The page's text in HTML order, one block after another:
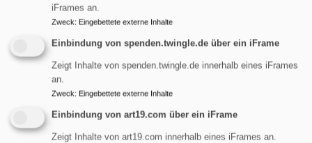
Telefon:
iFrames an.
Zweck: Eingebettete externe Inhalte
Einbindung von spenden.twingle.de über ein iFrame
Zeigt Inhalte von spenden.twingle.de innerhalb eines iFrames
an.
Zweck: Eingebettete externe Inhalte
Einbindung von art19.com über ein iFrame
Zeigt Inhalte von art19.com innerhalb eines iFrames an.